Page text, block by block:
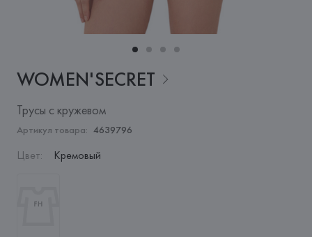
WOMEN'SECRET
Трусы с кружевом
Артикул товара: 4639796
Цвет: Кремовый